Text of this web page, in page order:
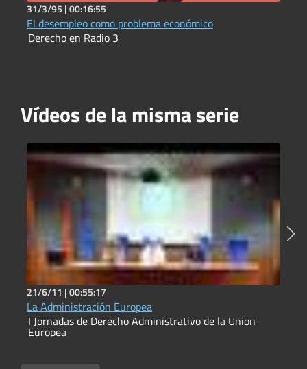
31/3/95 |00:16:55
El desempleo como problema económico
Derecho en Radio 3
Vídeos de la misma serie
21/6/11 |00:55:17
La Administración Europea
I Jornadas de Derecho Administrativo de la Union
Europea